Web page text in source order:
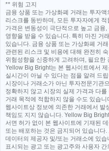
** 위험 고지
금융 상품 또는 가상화폐 거래는 투자
리스크를 동반하며, 모든 투자자에게
가격은 변동성이 극단적으로 높고 금융
영향을 받을 수 있습니다. 특히 마진 거
있습니다. 금융 상품 또는 가상화폐 거
관련된 리스크 및 비용에 대해 완전히
위험성향을 신중하게 고려하며, 필요한
Yellow Big Bright는 본 웹사이트에서
실시간이 아닐 수 있다는 점을 알려 드
시장이나 거래소가 아닌 투자전문기관
정확하지 않고 시장의 실제 가격과 다
거래 목적에 적합하지 않을 수도 있습
웹사이트상 정보에 의존한 거래에서 발
책임도 지지 않습니다. Yellow Big
서면 허가 없이 본 웹사이트에 기재된
또는 배포하는 것은 금지되어 있습니다
데이터의 제공자 및/또는 거래소에 있
표시되는 광고 또는 광고주와 사용자